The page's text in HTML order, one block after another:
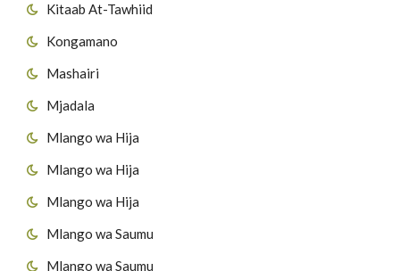
Kitaab At-Tawhiid
Kongamano
Mashairi
Mjadala
Mlango wa Hija
Mlango wa Hija
Mlango wa Hija
Mlango wa Saumu
Mlango wa Saumu